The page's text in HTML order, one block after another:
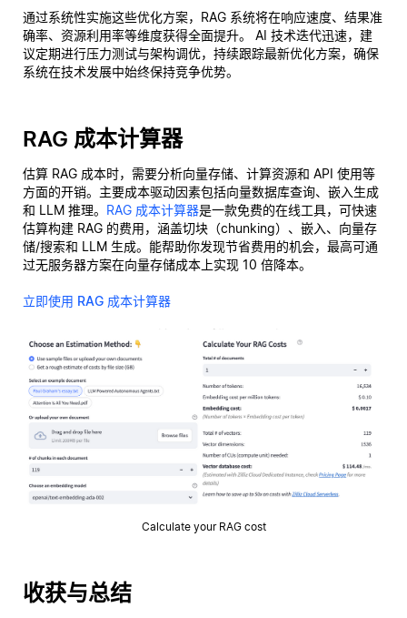
通过系统性实施这些优化方案，RAG 系统将在响应速度、结果准
确率、资源利用率等维度获得全面提升。 AI 技术迭代迅速，建
议定期进行压力测试与架构调优，持续跟踪最新优化方案，确保
系统在技术发展中始终保持竞争优势。
RAG 成本计算器
估算 RAG 成本时，需要分析向量存储、计算资源和 API 使用等
方面的开销。主要成本驱动因素包括向量数据库查询、嵌入生成
和 LLM 推理。 RAG 成本计算器是一款免费的在线工具，可快速
估算构建 RAG 的费用，涵盖切块（chunking）、嵌入、向量存
储/搜索和 LLM 生成。能帮助你发现节省费用的机会，最高可通
过无服务器方案在向量存储成本上实现 10 倍降本。
立即使用 RAG 成本计算器
Calculate your RAG cost
收获与总结